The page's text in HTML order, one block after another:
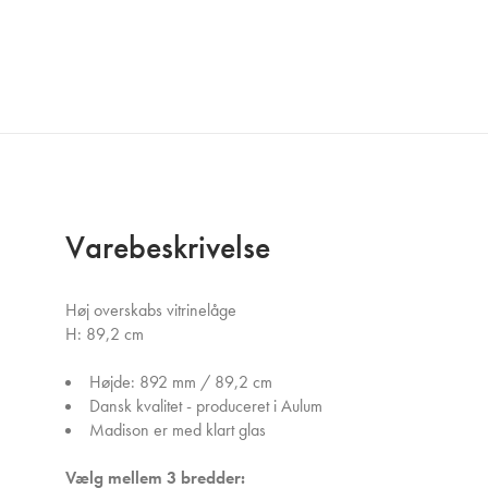
Varebeskrivelse
Høj overskabs vitrinelåge
H: 89,2 cm
Højde: 892 mm / 89,2 cm
Dansk kvalitet - produceret i Aulum
Madison er med klart glas
Vælg mellem 3 bredder: